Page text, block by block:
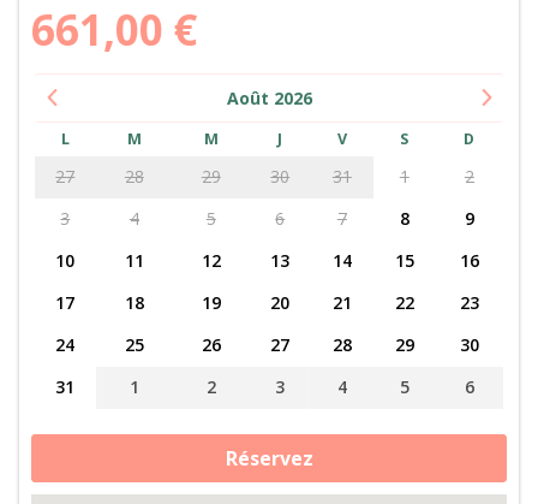
661,00 €
Août 2026
L M M J V S D
27 28 29 30 31 1
2
3
4 5 6 7 8
9
10
11 12 13 14 15
16
17
18 19 20 21 22
23
24
25 26 27 28 29
30
31
1 2 3 4 5 6
quantité
Tiny
House,
Réservez